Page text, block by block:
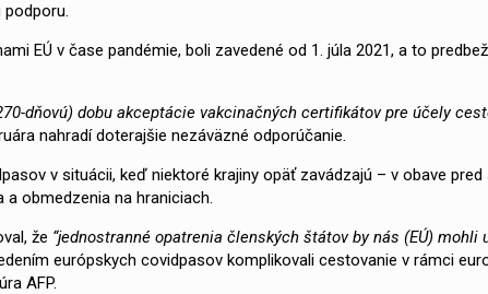
EÚ v čase pandémie, boli zavedené od 1. júla 2021, a to
dňovú) dobu akceptácie vakcinačných certifikátov pre účely
nahradí doterajšie nezáväzné odporúčanie.
v situácii, keď niektoré krajiny opäť zavádzajú – v obave pred
obmedzenia na hraniciach.
že “jednostranné opatrenia členských štátov by nás (EÚ) mohli
európskych covidpasov komplikovali cestovanie v rámci
AFP.